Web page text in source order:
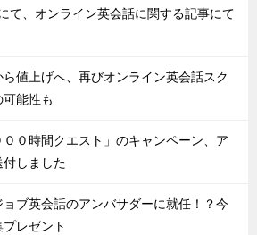
て、オンライン英会話に関する記事にて
値上げへ、再びオンライン英会話スク
能性も
００時間クエスト」のキャンペーン、ア
しました
ブ英会話のアンバサダーに就任！？今
レゼント